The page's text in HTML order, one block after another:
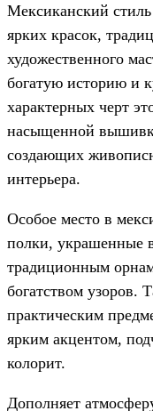
Мексиканский
ярких красок,
художественного
богатую историю и
характерных черт
насыщенной
создающих
интерьера.
Особое место в
полки, украшенные
традиционным
богатством узоров.
практическим
ярким акцентом,
колорит.
Дополняет